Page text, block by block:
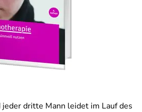
jeder dritte Mann leidet im Lauf des